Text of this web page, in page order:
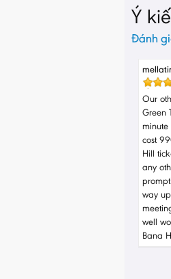
Ý
Đánh
Our
Green
cost
Hill
any
way
well
Bana